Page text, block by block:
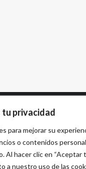
privacidad
para mejorar su
o contenidos
Al hacer clic en “Aceptar
a nuestro uso de las